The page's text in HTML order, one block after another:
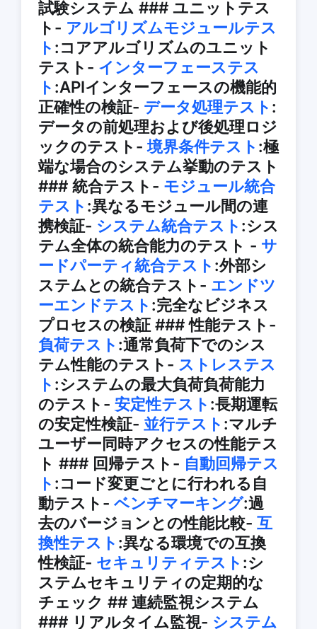
試験システム ### ユニットテス
ト- アルゴリズムモジュールテス
ト :コアアルゴリズムのユニット
テスト- インターフェーステス
ト :APIインターフェースの機能的
正確性の検証- データ処理テスト :
データの前処理および後処理ロジ
ックのテスト-境界条件テスト :極
端な場合のシステム挙動のテスト
### 統合テスト- モジュール統合
テスト :異なるモジュール間の連
携検証- システム統合テスト :シス
テム全体の統合能力のテスト - サ
ードパーティ統合テスト :外部シ
ステムとの統合テスト- エンドツ
ーエンドテスト :完全なビジネス
プロセスの検証 ### 性能テスト-
負荷テスト :通常負荷下でのシス
テム性能のテスト- ストレステス
ト :システムの最大負荷負荷能力
のテスト- 安定性テスト :長期運転
の安定性検証- 並行テスト :マルチ
ユーザー同時アクセスの性能テス
ト ### 回帰テスト- 自動回帰テス
ト :コード変更ごとに行われる自
動テスト- ベンチマーキング:過
去のバージョンとの性能比較- 互
換性テスト :異なる環境での互換
性検証- セキュリティテスト :シ
ステムセキュリティの定期的な
チェック ## 連続監視システム
### リアルタイム監視- システム